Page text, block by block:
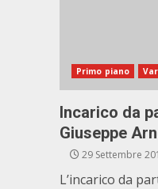
Primo piano
Incarico da
Giuseppe
29 Settembre
L’incarico da